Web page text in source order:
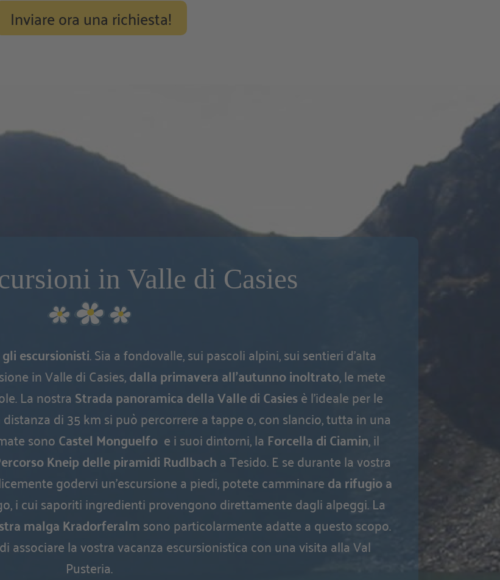
Inviare ora una richiesta!
in Valle di Casies
escursionisti. Sia a fondovalle, sui pascoli alpini, sui sentieri d’alta
in Valle di Casies,dalla primavera all’autunno inoltrato, le mete
La nostraStrada panoramica della Valle di Casiesè l’ideale per le
di 35 km si può percorrere a tappe o, con slancio, tutta in una
sonoCastel Monguelfo e i suoi dintorni, la Forcella di Ciamin, il
Kneip delle piramidi Rudlbacha Tesido. E se durante la vostra
godervi un’escursione a piedi, potete camminareda rifugio a
i cui saporiti ingredienti provengono direttamente dagli alpeggi. La
malga Kradorferalmsono particolarmente adatte a questo scopo.
associare la vostra vacanza escursionistica con una visita alla Val
Pusteria.